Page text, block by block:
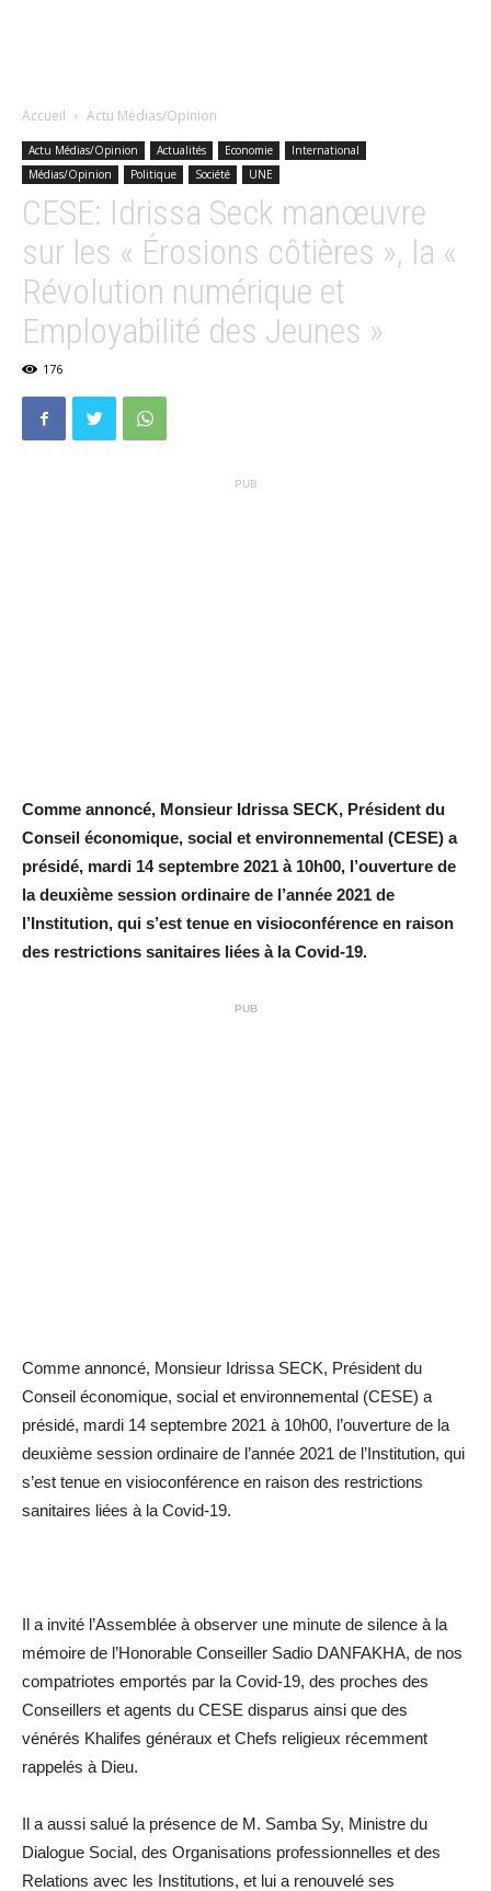
Accueil Actu Médias/Opinion
Actu Médias/Opinion Actualités Economie
International
Médias/Opinion
Politique Société UNE
CESE: Idrissa Seck manœuvre
sur les « Érosions côtières », la «
Révolution numérique et
Employabilité des Jeunes »
176
PUB
Comme annoncé, Monsieur Idrissa SECK, Président du
Conseil économique, social et environnemental (CESE) a
présidé, mardi 14 septembre 2021 à 10h00, l’ouverture de
la deuxième session ordinaire de l’année 2021 de
l’Institution, qui s’est tenue en visioconférence en raison
des restrictions sanitaires liées à la Covid-19.
PUB
Comme annoncé, Monsieur Idrissa SECK, Président du
Conseil économique, social et environnemental (CESE) a
présidé, mardi 14 septembre 2021 à 10h00, l’ouverture de la
deuxième session ordinaire de l’année 2021 de l’Institution, qui
s’est tenue en visioconférence en raison des restrictions
sanitaires liées à la Covid-19.
Il a invité l’Assemblée à observer une minute de silence à la
mémoire de l’Honorable Conseiller Sadio DANFAKHA, de nos
compatriotes emportés par la Covid-19, des proches des
Conseillers et agents du CESE disparus ainsi que des
vénérés Khalifes généraux et Chefs religieux récemment
rappelés à Dieu.
Il a aussi salué la présence de M. Samba Sy, Ministre du
Dialogue Social, des Organisations professionnelles et des
Relations avec les Institutions, et lui a renouvelé ses